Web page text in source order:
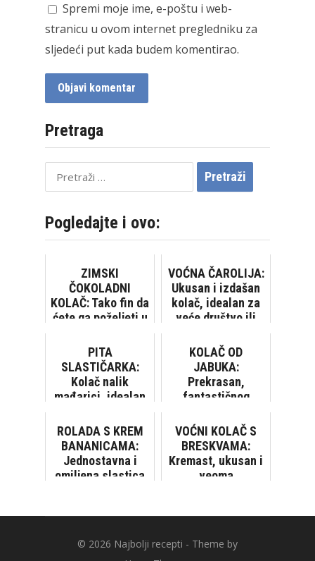
Spremi moje ime, e-poštu i web-
stranicu u ovom internet pregledniku za
sljedeći put kada budem komentirao.
Pretraga
Pretraži:
Pogledajte i ovo:
ZIMSKI
ČOKOLADNI
KOLAČ: Tako fin da
ćete ga poželjeti u
VOĆNA ČAROLIJA:
Ukusan i izdašan
kolač, idealan za
veće društvo ili
PITA
SLASTIČARKA:
Kolač nalik
mađarici, idealan
zabave
KOLAČ OD
JABUKA:
Prekrasan,
fantastičnog
ROLADA S KREM
BANANICAMA:
Jednostavna i
omiljena slastica
VOĆNI KOLAČ S
BRESKVAMA:
Kremast, ukusan i
veoma
© 2026 Najbolji recepti - Theme by